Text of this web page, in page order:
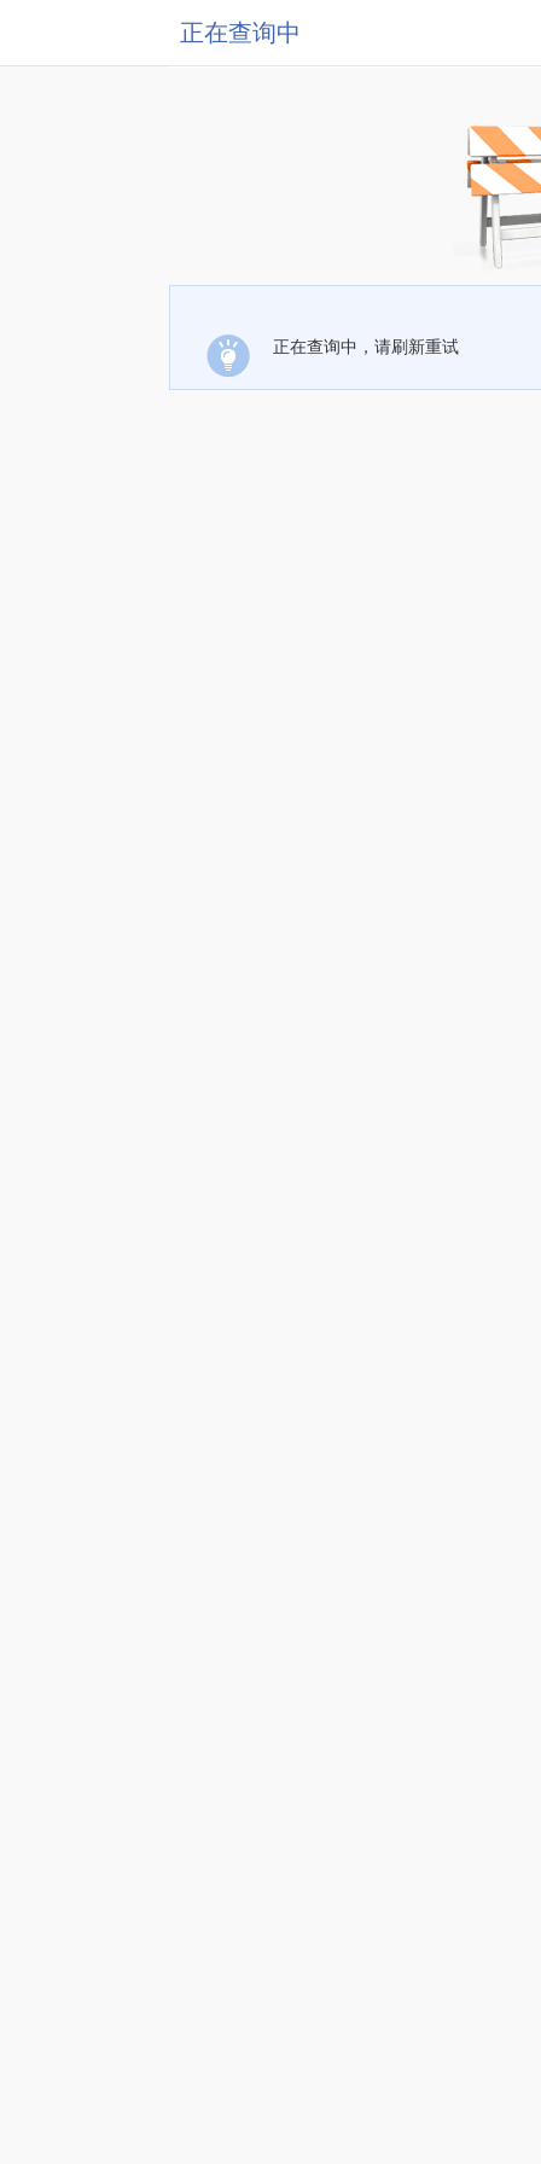
正在查询中
正在查询中，请刷新重试